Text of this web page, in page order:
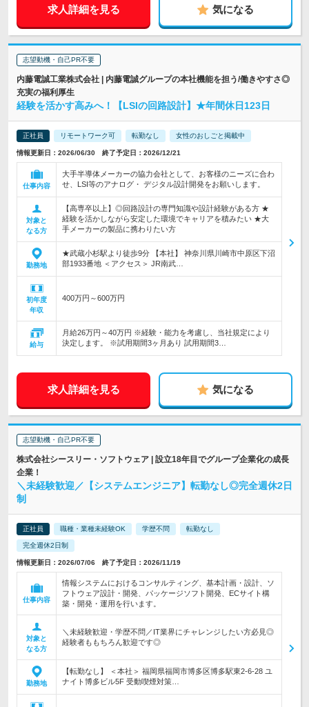
求人詳細を見る 気になる
志望動機・自己PR不要
内藤電誠工業株式会社 | 内藤電誠グループの本社機能を担う/働きやすさ◎
充実の福利厚生
経験を活かす高みへ！【LSIの回路設計】★年間休日123日
正社員 リモートワーク可 転勤なし 女性のおしごと掲載中
情報更新日：2026/06/30 終了予定日：2026/12/21
仕事内容
大手半導体メーカーの協力会社として、お客様のニーズに合わ
せ、LSI等のアナログ・ デジタル設計開発をお願いします。
対象と
なる方
【高専卒以上】◎回路設計の専門知識や設計経験がある方 ★
経験を活かしながら安定した環境でキャリアを積みたい ★大
手メーカーの製品に携わりたい方
勤務地
★武蔵小杉駅より徒歩9分 【本社】 神奈川県川崎市中原区下沼
部1933番地 ＜アクセス＞ JR南武…
初年度
年収
400万円～600万円
給与
月給26万円～40万円 ※経験・能力を考慮し、当社規定により
決定します。 ※試用期間3ヶ月あり 試用期間3…
求人詳細を見る 気になる
志望動機・自己PR不要
株式会社シースリー・ソフトウェア | 設立18年目でグループ企業化の成長
企業！
＼未経験歓迎／【システムエンジニア】転勤なし◎完全週休2日
制
正社員 職種・業種未経験OK 学歴不問 転勤なし
完全週休2日制
情報更新日：2026/07/06 終了予定日：2026/11/19
仕事内容
情報システムにおけるコンサルティング、基本計画・設計、ソ
フトウェア設計・開発、パッケージソフト開発、ECサイト構
築・開発・運用を行います。
対象と
なる方
＼未経験歓迎・学歴不問／IT業界にチャレンジしたい方必見◎
経験者ももちろん歓迎です◎
勤務地
【転勤なし】 ＜本社＞ 福岡県福岡市博多区博多駅東2-6-28 ユ
ナイト博多ビル5F 受動喫煙対策…